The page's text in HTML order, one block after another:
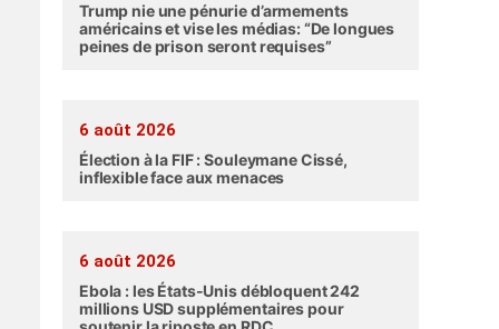
Trump nie une pénurie d’armements
américains et vise les médias: “De longues
peines de prison seront requises”
6 août 2026
Élection à la FIF : Souleymane Cissé,
inflexible face aux menaces
6 août 2026
Ebola : les États-Unis débloquent 242
millions USD supplémentaires pour